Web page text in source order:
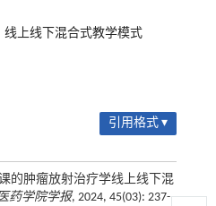
线上线下混合式教学模式
引用格式 ▾
的肿瘤放射治疗学线上线下混
药学院学报, 2024, 45(03): 237-